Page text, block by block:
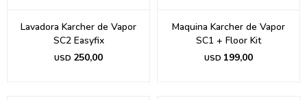
Lavadora Karcher de Vapor
SC2 Easyfix
USD 250,00
Maquina Karcher de Vapor
SC1 + Floor Kit
USD 199,00